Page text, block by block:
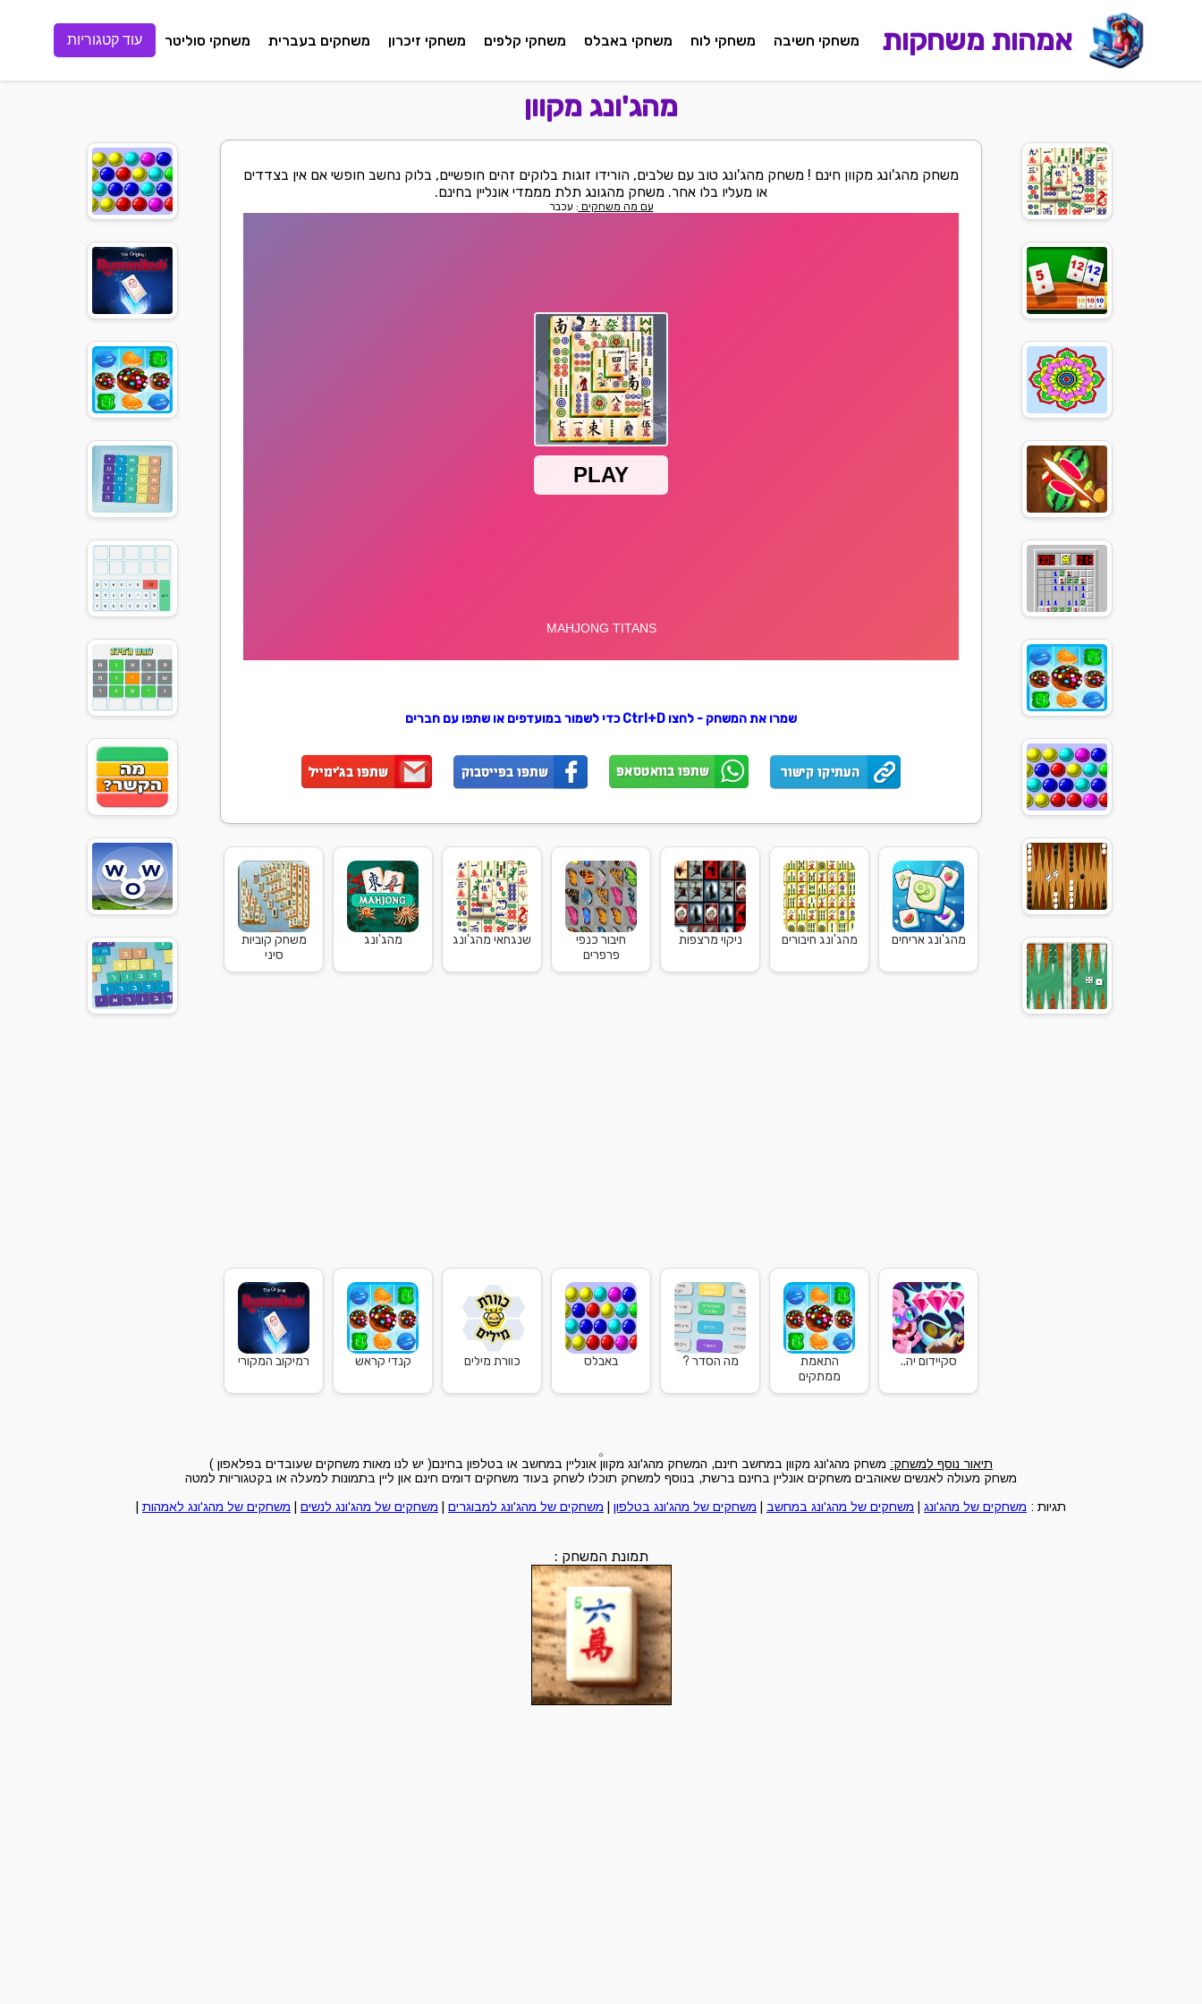
אמהות משחקות משחקי חשיבה משחקי לוח משחקי באבלס משחקי קלפים משחקי זיכרון משחקים בעברית משחקי סוליטר עוד קטגוריות
מהג'ונג מקוון
משחק מהג'ונג מקוון חינם ! משחק מהג'ונג טוב עם שלבים, הורידו זוגות בלוקים זהים חופשיים, בלוק נחשב חופשי אם אין בצדדים
או מעליו בלו אחר. משחק מהגונג תלת מממדי אונליין בחינם.
עם מה משחקים : עכבר
שמרו את המשחק - לחצו Ctrl+D כדי לשמור במועדפים או שתפו עם חברים
מהג'ונג אריחים מהג'ונג חיבורים ניקוי מרצפות
חיבור כנפי
פרפרים
שנגחאי מהג'ונג מהג'ונג
משחק קוביות
סיני
סקיידום יה..
התאמת
ממתקים
מה הסדר ? באבלס כוורת מילים קנדי קראש רמיקוב המקורי
תיאור נוסף למשחק: משחק מהג'ונג מקוון במחשב חינם, המשחק מהג'ונג מקוון אונליין במחשב או בטלפון בחינם( יש לנו מאות משחקים שעובדים בפלאפון )
משחק מעולה לאנשים שאוהבים משחקים אונליין בחינם ברשת, בנוסף למשחק תוכלו לשחק בעוד משחקים דומים חינם און ליין בתמונות למעלה או בקטגוריות למטה
תגיות : משחקים של מהג'ונג משחקים של מהג'ונג במחשב משחקים של מהג'ונג בטלפון משחקים של מהג'ונג למבוגרים משחקים של מהג'ונג לנשים משחקים של מהג'ונג לאמהות
תמונת המשחק :